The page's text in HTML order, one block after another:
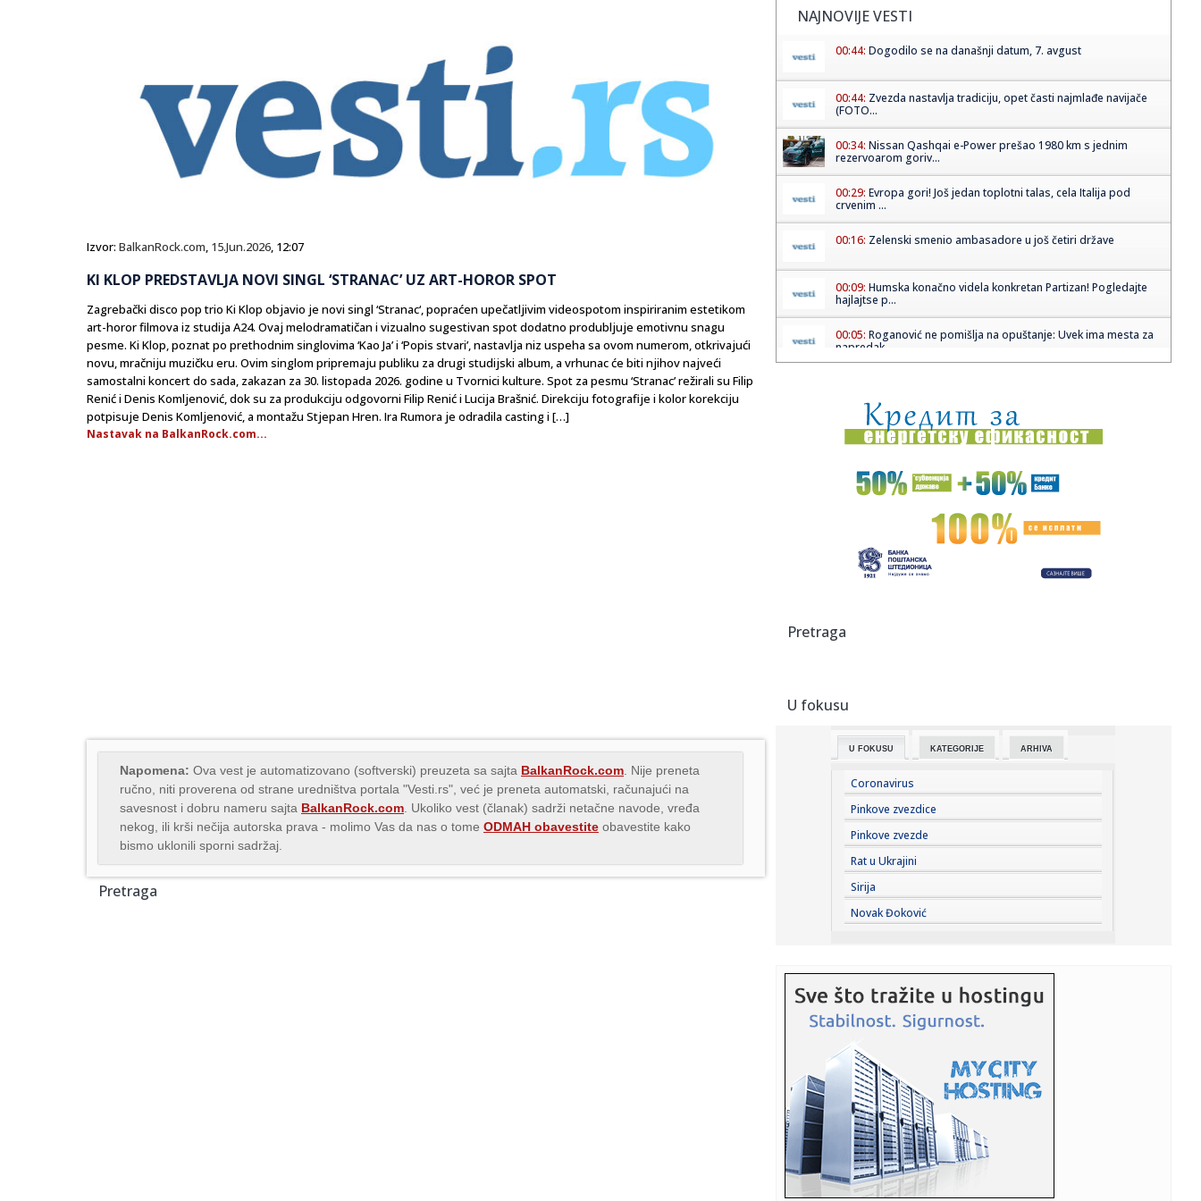
Izvor: BalkanRock.com, 15.Jun.2026, 12:07
KI KLOP PREDSTAVLJA NOVI SINGL ‘STRANAC’ UZ ART-HOROR SPOT
Zagrebački disco pop trio Ki Klop objavio je novi singl ‘Stranac‘, popraćen upečatljivim videospotom inspiriranim estetikom
art-horor filmova iz studija A24. Ovaj melodramatičan i vizualno sugestivan spot dodatno produbljuje emotivnu snagu
pesme. Ki Klop, poznat po prethodnim singlovima ‘Kao Ja’ i ‘Popis stvari’, nastavlja niz uspeha sa ovom numerom, otkrivajući
novu, mračniju muzičku eru. Ovim singlom pripremaju publiku za drugi studijski album, a vrhunac će biti njihov najveći
samostalni koncert do sada, zakazan za 30. listopada 2026. godine u Tvornici kulture. Spot za pesmu ‘Stranac’ režirali su Filip
Renić i Denis Komljenović, dok su za produkciju odgovorni Filip Renić i Lucija Brašnić. Direkciju fotografije i kolor korekciju
potpisuje Denis Komljenović, a montažu Stjepan Hren. Ira Rumora je odradila casting i […]
Nastavak na BalkanRock.com...
Napomena: Ova vest je automatizovano (softverski) preuzeta sa sajta BalkanRock.com . Nije preneta
ručno, niti proverena od strane uredništva portala "Vesti.rs", već je preneta automatski, računajući na
savesnost i dobru nameru sajta BalkanRock.com . Ukoliko vest (članak) sadrži netačne navode, vređa
nekog, ili krši nečija autorska prava - molimo Vas da nas o tome ODMAH obavestite obavestite kako
bismo uklonili sporni sadržaj.
Pretraga
NAJNOVIJE VESTI
00:44: Dogodilo se na današnji datum, 7. avgust
00:44: Zvezda nastavlja tradiciju, opet časti najmlađe navijače
(FOTO...
00:34: Nissan Qashqai e-Power prešao 1980 km s jednim
rezervoarom goriv...
00:29: Evropa gori! Još jedan toplotni talas, cela Italija pod
crvenim ...
00:16: Zelenski smenio ambasadore u još četiri države
00:09: Humska konačno videla konkretan Partizan! Pogledajte
hajlajtse p...
00:05: Roganović ne pomišlja na opuštanje: Uvek ima mesta za
napredak...
00:01:Na današnji dan, 7. avgust
23:59:U predgrađu Damaska podignut autobus u vazduh, dve
osobe poginul...
ROMAŠČENKO POSLE POTOPA U HUMSKOJ: Jedna stvar
23:54:Aleksić: "Nemamo čega da se plašimo u Kazahstanu"
23:44:
23:41:
Marinović nakon pobjede: Zaslužili smo još koji gol, ali
23:41:Može li ljetna avantura ipak nekako prerasti u ozbiljnu
vezu?
23:38:Partizan demolirao Tobol, Ilić konačno zadovoljan: Na
momente j...
23:36:U Minhenu krenula serijska proizvodnja potpuno
električnog BMW-a...
23:34: PRE PAR MESECI SANJALI TITULU, SADA IH SVI DEMOLIRAJU:
Benfika si...
23:33:
nju ...
23:33:Kratak predah od vrućina: Pljuskovi noćas stižu u region,
osvj...
23:33:Osuđen provalnik iz BiH, branio se da je krao za liječenje
ćer...
23:32:Potresna poruka Dijane Dilajn o životu i smrti njenog
Pretraga
U fokusu
U FOKUSU KATEGORIJE ARHIVA
Coronavirus
Pinkove zvezdice
Pinkove zvezde
Rat u Ukrajini
Sirija
Novak Đoković